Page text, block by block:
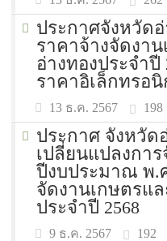
ประกาศจังหวัดอ่
ราคาจ้างจัดงา
อ่างทองประจำปี
ราคาอิเล็กทรอนิ
13 ธ.ค. 2567 198
ประกาศ จังหวัด
เปลี่ยนแปลงกา
ปีงบประมาณ พ.
จัดงานเกษตรแ
ประจำปี 2568
9 ธ.ค. 2567 192